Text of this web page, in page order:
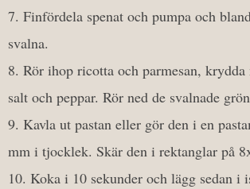
Finfördela spenat och pumpa och
svalna.
Rör ihop ricotta och parmesan, krydda
salt och peppar. Rör ned de svalnade
Kavla ut pastan eller gör den i en
mm i tjocklek. Skär den i rektanglar på
Koka i 10 sekunder och lägg sedan i